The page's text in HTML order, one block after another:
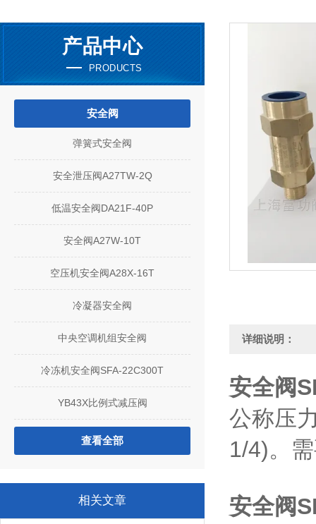
产品中心
PRODUCTS
安全阀
弹簧式安全阀
安全泄压阀A27TW-2Q
低温安全阀DA21F-40P
安全阀A27W-10T
空压机安全阀A28X-16T
冷凝器安全阀
中央空调机组安全阀
冷冻机安全阀SFA-22C300T
YB43X比例式减压阀
查看全部
相关文章
详细说明：
安全阀
公称压
1/4)。
安全阀